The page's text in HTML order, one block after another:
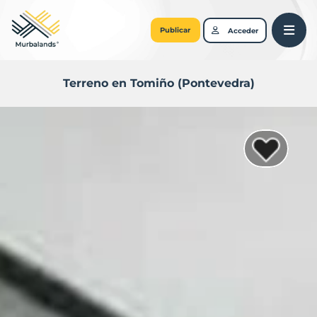
Publicar Acceder
Terreno en Tomiño (Pontevedra)